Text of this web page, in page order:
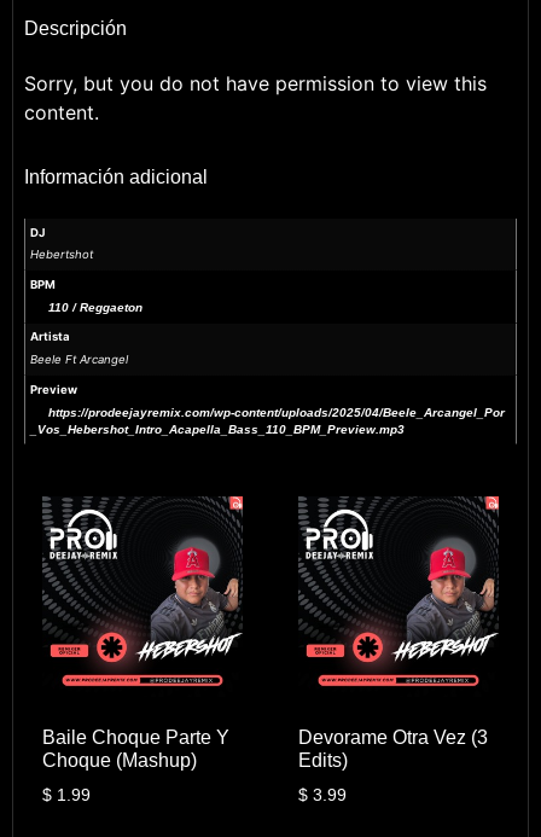
Descripción
Sorry, but you do not have permission to view this
content.
Información adicional
DJ
Hebertshot
BPM
110 / Reggaeton
Artista
Beele Ft Arcangel
Preview
https://prodeejayremix.com/wp-content/uploads/2025/04/Beele_Arcangel_Por
_Vos_Hebershot_Intro_Acapella_Bass_110_BPM_Preview.mp3
Baile Choque Parte Y
Choque (Mashup)
$1.99
Devorame Otra Vez (3
Edits)
$ 3.99